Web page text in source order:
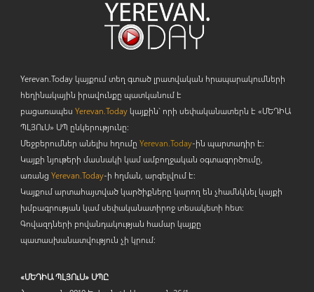
Yerevan.Today կայքում տեղ գտած լրատվական հրապարակումների
հեղինակային իրավունքը պատկանում է
բացառապես Yerevan.Todayկայքին` որի սեփականատերն է «ՄԵԴԻԱ
ՊԼՅՈւՍ» ՍՊ ընկերությունը։
Մեջբերումներ անելիս հղումը Yerevan.Today-ին պարտադիր է:
Կայքի նյութերի մասնակի կամ ամբողջական օգտագործումը,
առանց Yerevan.Today-ի հղման, արգելվում է:
Կայքում արտահայտված կարծիքները կարող են չհամնկնել կայքի
խմբագրության կամ սեփականատիրոջ տեսակետի հետ:
Գովազդների բովանդակության համար կայքը
պատասխանատվություն չի կրում:
«ՄԵԴԻԱ ՊԼՅՈւՍ» ՍՊԸ